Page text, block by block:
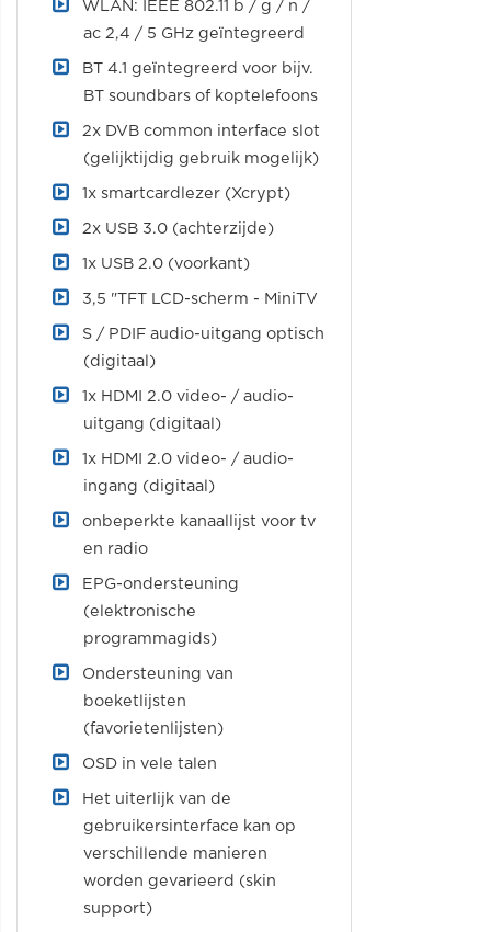
WLAN: IEEE 802.11 b / g / n /
ac 2,4 / 5 GHz geïntegreerd
BT 4.1 geïntegreerd voor bijv.
BT soundbars of koptelefoons
2x DVB common interface slot
(gelijktijdig gebruik mogelijk)
1x smartcardlezer (Xcrypt)
2x USB 3.0 (achterzijde)
1x USB 2.0 (voorkant)
3,5 "TFT LCD-scherm - MiniTV
S / PDIF audio-uitgang optisch
(digitaal)
1x HDMI 2.0 video- / audio-
uitgang (digitaal)
1x HDMI 2.0 video- / audio-
ingang (digitaal)
onbeperkte kanaallijst voor tv
en radio
EPG-ondersteuning
(elektronische
programmagids)
Ondersteuning van
boeketlijsten
(favorietenlijsten)
OSD in vele talen
Het uiterlijk van de
gebruikersinterface kan op
verschillende manieren
worden gevarieerd (skin
support)